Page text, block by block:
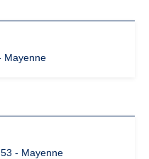
Mayenne
- Mayenne